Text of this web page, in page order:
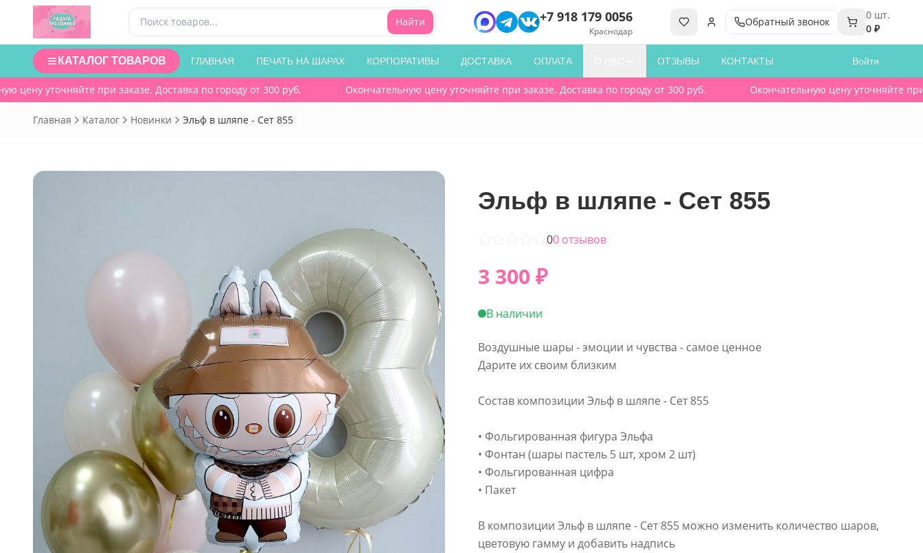
Найти +7 918 179 0056
Краснодар
Обратный звонок
0 шт.
0 ₽
КАТАЛОГ ТОВАРОВ ГЛАВНАЯ ПЕЧАТЬ НА ШАРАХ КОРПОРАТИВЫ ДОСТАВКА ОПЛАТА ОТЗЫВЫ КОНТАКТЫ Войти
уточняйте при заказе. Доставка по городу от 300 руб. Окончательную цену уточняйте при заказе. Доставка по городу от 300 руб. Окончательную цену уточняйте при
Главная Каталог Новинки Эльф в шляпе - Сет 855
Эльф в шляпе - Сет 855
00 отзывов
3 300 ₽
В наличии
Воздушные шары - эмоции и чувства - самое ценное
Дарите их своим близким
Состав композиции Эльф в шляпе - Сет 855
• Фольгированная фигура Эльфа
• Фонтан (шары пастель 5 шт, хром 2 шт)
• Фольгированная цифра
• Пакет
В композиции Эльф в шляпе - Сет 855 можно изменить количество шаров,
цветовую гамму и добавить надпись